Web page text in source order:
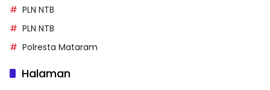
PLN NTB
PLN NTB
Polresta Mataram
Halaman